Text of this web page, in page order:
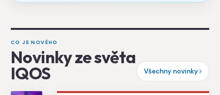
CO JE NOVÉHO
Novinky ze světa
IQOS Všechny novinky